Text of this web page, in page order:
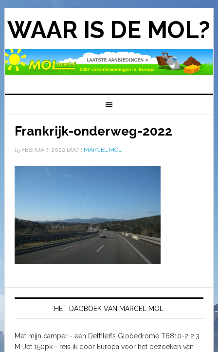
WAAR IS DE MOL?
Frankrijk-onderweg-2022
15 FEBRUARI 2022 DOOR MARCEL MOL
HET DAGBOEK VAN MARCEL MOL
Met mijn camper - een Dethleffs Globedrome T6810-2 2.3
M-Jet 150pk - reis ik door Europa voor het bezoeken van